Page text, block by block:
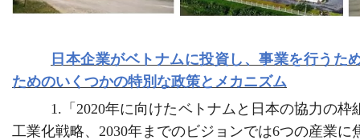
日本企業がベトナムに投資し、事業を行うた
ためのいくつかの特別な政策とメカニズム
1. 「 2020年に向けたベトナムと日本の協力の枠
工業化戦略、 2030年までのビジョンでは6つの産業に